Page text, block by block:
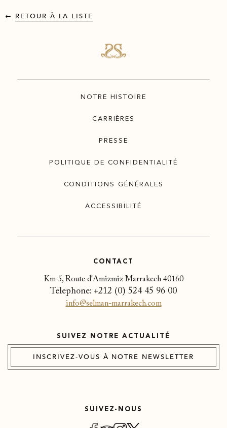
RETOUR À LA LISTE
NOTRE HISTOIRE
CARRIÈRES
PRESSE
POLITIQUE DE CONFIDENTIALITÉ
CONDITIONS GÉNÉRALES
ACCESSIBILITÉ
CONTACT
Km 5, Route d'Amizmiz Marrakech 40160
Telephone: +212 (0) 524 45 96 00
info@selman-marrakech.com
SUIVEZ NOTRE ACTUALITÉ
INSCRIVEZ-VOUS À NOTRE NEWSLETTER
SUIVEZ-NOUS